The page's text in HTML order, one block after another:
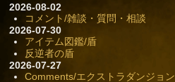
2026-08-02
コメント/雑談・質問・相談
2026-07-30
アイテム図鑑/盾
反逆者の盾
2026-07-27
Comments/エクストラダンジョン